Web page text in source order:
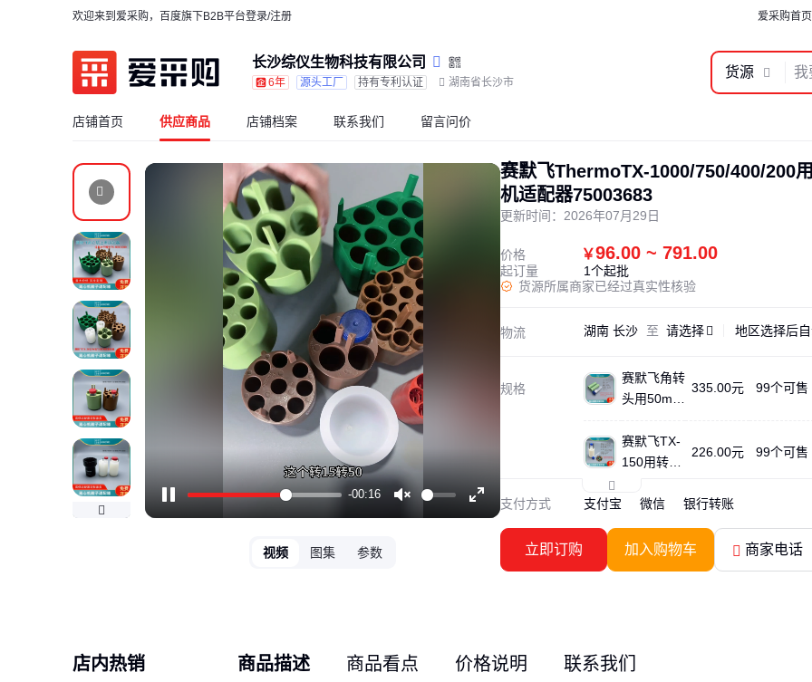
欢迎来到爱采购，百度旗下B2B平台登录/注册 爱采购首页
长沙综仪生物科技有限公司
6年 源头工厂 持有专利认证 湖南省长沙市
货源
店铺首页 供应商品 店铺档案 联系我们 留言问价
-00:13
Enter
fullscreen
视频
图集 参数
赛默飞ThermoTX-1000/750/400/200
机适配器75003683
更新时间： 2026年07月29日
价格 ￥96.00 ~ 791.00
起订量
1个起批
货源所属商家已经过真实性核验
物流 湖南 长沙 至 请选择 地区选择后
规格
赛默飞角转
头用50ml
335.00元 99个可售
赛默飞TX-
150用转15
1138134
226.00元 99个可售
赛默飞TX-
200用转15
ml尖底 ZY
400用转2/
5/7ml采血
支付方式 支付宝 微信 银行转账
立即订购 加入购物车 商家电话
店内热销 商品描述 商品看点 价格说明 联系我们